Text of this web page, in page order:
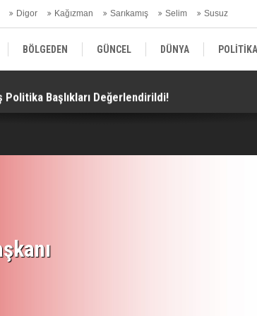
Digor Kağızman Sarıkamış Selim Susuz
BÖLGEDEN GÜNCEL DÜNYA POLİTİKA
| OTOMOTİV KÜLTÜR | SANAT | MAGAZİN
Politika Başlıkları Değerlendirildi!